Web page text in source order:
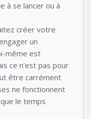
à se lancer ou à
créer votre
un
même est
ce n’est pas pour
être carrément
ne fonctionnent
le temps